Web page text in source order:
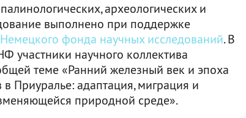
археологических и
выполнено при поддержке
Немецкого фонда научных исследований. В
участники научного коллектива
теме «Ранний железный век и эпоха
Приуралье: адаптация, миграция и
природной среде».